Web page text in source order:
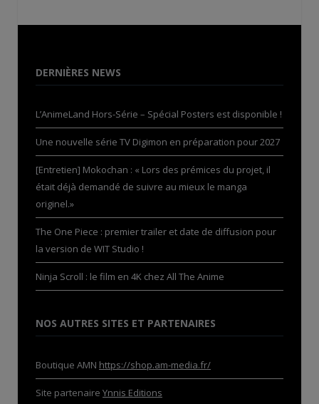
DERNIÈRES NEWS
L’AnimeLand Hors-Série – Spécial Posters est disponible !
Une nouvelle série TV Digimon en préparation pour 2027
[Entretien] Mokochan : « Lors des prémices du projet, il
était déjà demandé de suivre au mieux le manga
originel.»
The One Piece : premier trailer et date de diffusion pour
la version de WIT Studio !
Ninja Scroll : le film en 4K chez All The Anime
NOS AUTRES SITES ET PARTENAIRES
Boutique AMN https://shop.am-media.fr/
Site partenaire Ynnis Editions